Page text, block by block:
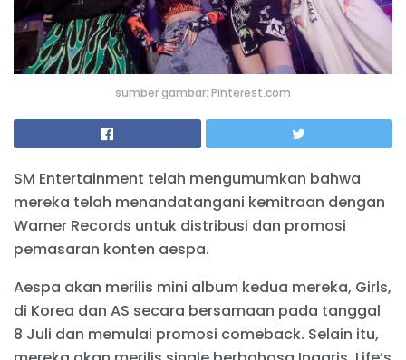
sumber gambar: Pinterest.com
SM Entertainment telah mengumumkan bahwa
mereka telah menandatangani kemitraan dengan
Warner Records untuk distribusi dan promosi
pemasaran konten aespa.
Aespa akan merilis mini album kedua mereka, Girls,
di Korea dan AS secara bersamaan pada tanggal
8 Juli dan memulai promosi comeback. Selain itu,